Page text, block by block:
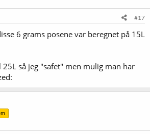
#17
6 grams posene var beregnet på 15L
så jeg "safet" men mulig man har